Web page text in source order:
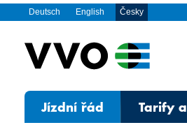
Deutsch English Česky
Jízdní řád Tarify